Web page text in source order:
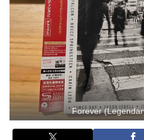
Forever